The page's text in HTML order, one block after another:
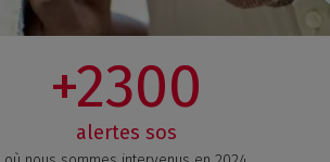
+2300
alertes sos